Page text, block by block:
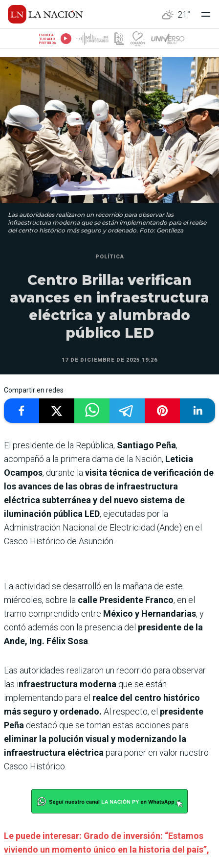
21 °
ESCUCHÁ
TU RADIO
PREFERIDA
Las autoridades realizaron un recorrido para observar las
infraestructura moderna que se están implementando para el realse
del centro histórico más seguro y ordenado. Foto: Gentileza
POLÍTICA
Centro Brilla: verifican
avances en infraestructura
eléctrica y alumbrado
público LED
17 DE DICIEMBRE DE 2025 19:26
Compartir en redes
El presidente de la República, Santiago Peña,
acompañó a la primera dama de la Nación, Leticia
Ocampos, durante la visita técnica de verificación de
los avances de las obras de infraestructura
eléctrica subterránea y del nuevo sistema de
iluminación pública LED, ejecutadas por la
Administración Nacional de Electricidad (Ande) en el
Casco Histórico de Asunción.
La actividad se desarrolló en la mañana de este
miércoles, sobre la calle Presidente Franco, en el
tramo comprendido entre México y Hernandarias, y
contó además con la presencia del presidente de la
Ande, Ing. Félix Sosa
Las autoridades realizaron un recorrido para observar
las infraestructura moderna que se están
implementando para el realce del centro histórico
más seguro y ordenado. Al respecto, el presidente
Peña destacó que se toman estas acciones para
eliminar la polución visual y modernizando la
infraestructura eléctrica para poner en valor nuestro
Casco Histórico.
Le puede interesar: Grado de inversión: “Estamos
viviendo un momento único en la historia del país”,